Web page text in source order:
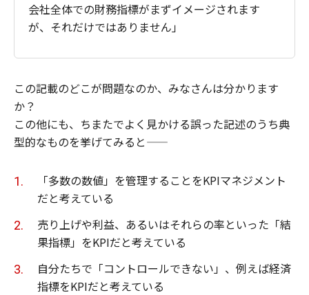
会社全体での財務指標がまずイメージされます
が、それだけではありません」
この記載のどこが問題なのか、みなさんは分かります
か？
この他にも、ちまたでよく見かける誤った記述のうち典
型的なものを挙げてみると——
「多数の数値」を管理することをKPIマネジメント
だと考えている
売り上げや利益、あるいはそれらの率といった「結
果指標」をKPIだと考えている
自分たちで「コントロールできない」、例えば経済
指標をKPIだと考えている